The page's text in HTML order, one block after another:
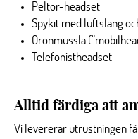
Peltor-headset
Spykit med luftslang
Öronmussla
Telefonistheadset
Alltid färdiga att
Vi levererar utrustningen